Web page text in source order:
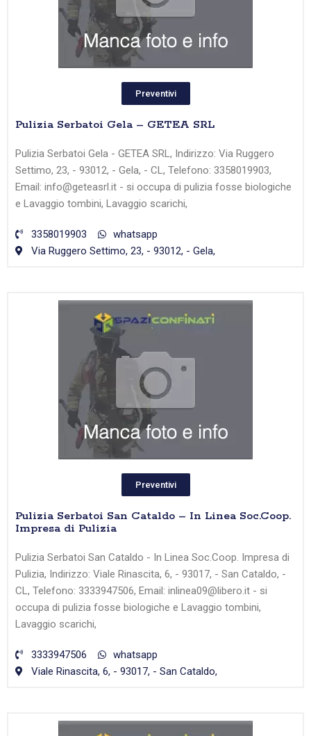
Preventivi
Pulizia Serbatoi Gela – GETEA SRL
Pulizia Serbatoi Gela - GETEA SRL, Indirizzo: Via Ruggero
Settimo, 23, - 93012, - Gela, - CL, Telefono: 3358019903,
Email: info@geteasrl.it - si occupa di pulizia fosse biologiche
e Lavaggio tombini, Lavaggio scarichi,
3358019903
whatsapp
Via Ruggero Settimo, 23, - 93012, - Gela,
Preventivi
Pulizia Serbatoi San Cataldo – In Linea Soc.Coop.
Impresa di Pulizia
Pulizia Serbatoi San Cataldo - In Linea Soc.Coop. Impresa di
Pulizia, Indirizzo: Viale Rinascita, 6, - 93017, - San Cataldo, -
CL, Telefono: 3333947506, Email: inlinea09@libero.it - si
occupa di pulizia fosse biologiche e Lavaggio tombini,
Lavaggio scarichi,
3333947506
whatsapp
Viale Rinascita, 6, - 93017, - San Cataldo,